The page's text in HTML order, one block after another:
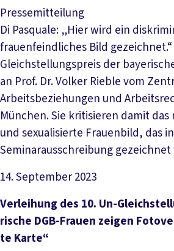
Pressemitteilung
Di Pasquale: „Hier wird ein
frauenfeindliches Bild gezeichnet.“
Gleichstellungspreis der
an Prof. Dr. Volker Rieble vom
Arbeitsbeziehungen und
München. Sie kritisieren damit
und sexualisierte Frauenbild, das
Seminarausschreibung
14. September 2023
Artikel lesen
Ver­lei­hung des 10. Un-­
ri­sche DGB-Frau­en zei­gen
te Kar­te“